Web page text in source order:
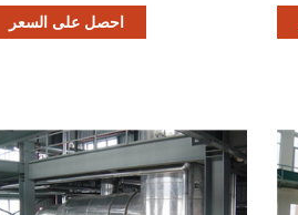
في السائبة / أكياس بكميات كبيرة
احصل على السعر